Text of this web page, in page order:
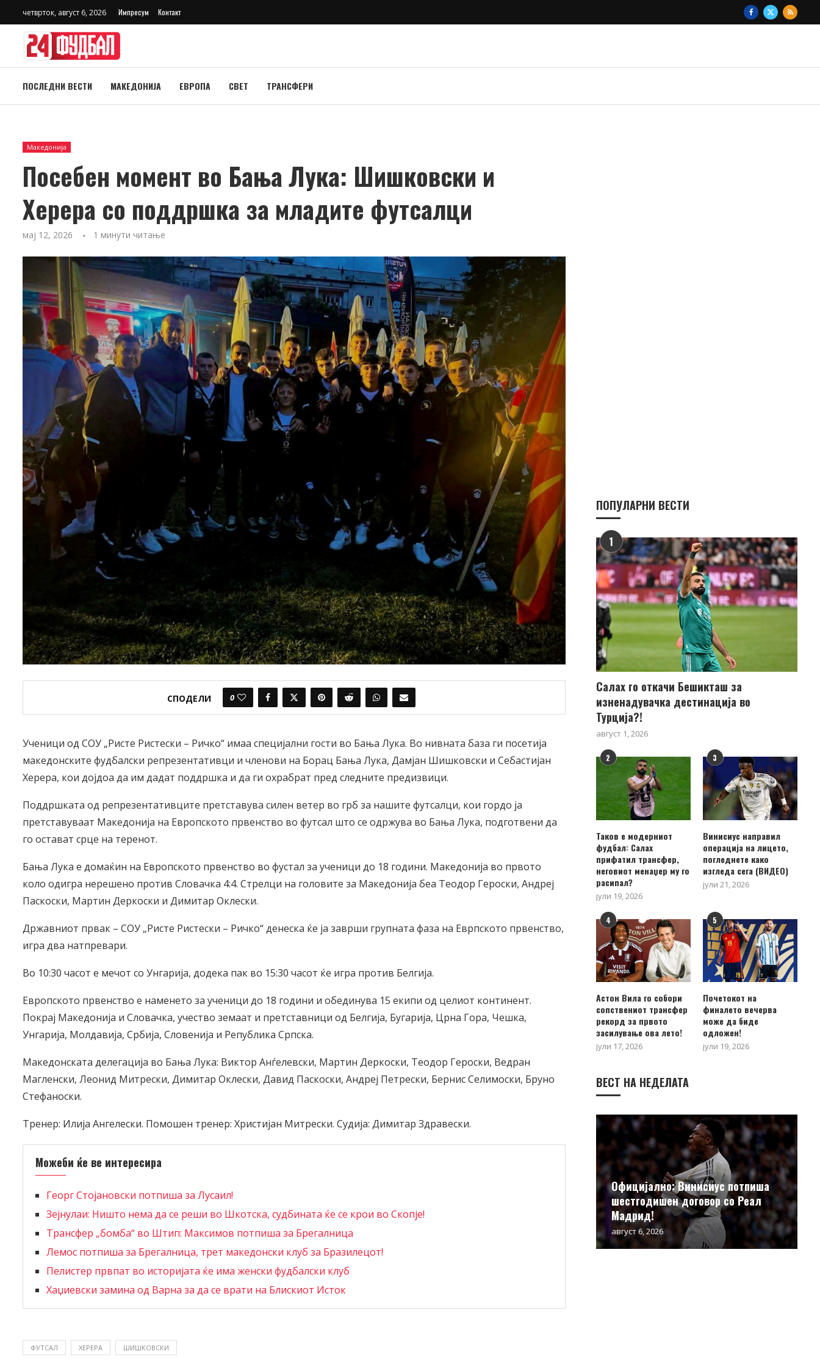
четврток, август 6, 2026 Импресум Контакт
ПОСЛЕДНИ ВЕСТИ МАКЕДОНИЈА ЕВРОПА СВЕТ ТРАНСФЕРИ
Македонија
Посебен момент во Бања Лука: Шишковски и
Херера со поддршка за младите футсалци
мај 12, 2026 1 минути читање
СПОДЕЛИ 0
Ученици од СОУ „Ристе Ристески – Ричко“ имаа специјални гости во Бања Лука. Во нивната база ги посетија
македонските фудбалски репрезентативци и членови на Борац Бања Лука, Дамјан Шишковски и Себастијан
Херера, кои дојдоа да им дадат поддршка и да ги охрабрат пред следните предизвици.
Поддршката од репрезентативците претставува силен ветер во грб за нашите футсалци, кои гордо ја
претставуваат Македонија на Европското првенство во футсал што се одржува во Бања Лука, подготвени да
го остават срце на теренот.
Бања Лука е домаќин на Европското првенство во фустал за ученици до 18 години. Македонија во првото
коло одигра нерешено против Словачка 4:4. Стрелци на головите за Македонија беа Теодор Героски, Андреј
Паскоски, Мартин Деркоски и Димитар Оклески.
Државниот првак – СОУ „Ристе Ристески – Ричко“ денеска ќе ја заврши групната фаза на Еврпското првенство,
игра два натпревари.
Во 10:30 часот е мечот со Унгарија, додека пак во 15:30 часот ќе игра против Белгија.
Европското првенство е наменето за ученици до 18 години и обединува 15 екипи од целиот континент.
Покрај Македонија и Словачка, учество земаат и претставници од Белгија, Бугарија, Црна Гора, Чешка,
Унгарија, Молдавија, Србија, Словенија и Република Српска.
Македонската делегација во Бања Лука: Виктор Анѓелевски, Мартин Деркоски, Теодор Героски, Ведран
Магленски, Леонид Митрески, Димитар Оклески, Давид Паскоски, Андреј Петрески, Бернис Селимоски, Бруно
Стефаноски.
Тренер: Илија Ангелески. Помошен тренер: Христијан Митрески. Судија: Димитар Здравески.
Можеби ќе ве интересира
Георг Стојановски потпиша за Лусаил!
Зејнулаи: Ништо нема да се реши во Шкотска, судбината ќе се крои во Скопје!
Трансфер „бомба“ во Штип: Максимов потпиша за Брегалница
Лемос потпиша за Брегалница, трет македонски клуб за Бразилецот!
Пелистер првпат во историјата ќе има женски фудбалски клуб
Хаџиевски замина од Варна за да се врати на Блискиот Исток
ФУТСАЛ ХЕРЕРА ШИШКОВСКИ
ПОПУЛАРНИ ВЕСТИ
1
Салах го откачи Бешикташ за
изненадувачка дестинација во
Турција?!
август 1, 2026
2
Таков е модерниот
фудбал: Салах
прифатил трансфер,
неговиот менаџер му го
расипал?
јули 19, 2026
3
Винисиус направил
операција на лицето,
погледнете како
изгледа сега (ВИДЕО)
јули 21, 2026
4
Астон Вила го собори
сопствениот трансфер
рекорд за првото
засилување ова лето!
јули 17, 2026
5
Почетокот на
финалето вечерва
може да биде
одложен!
јули 19, 2026
ВЕСТ НА НЕДЕЛАТА
Официјално: Винисиус потпиша
шестгодишен договор со Реал
Мадрид!
август 6, 2026